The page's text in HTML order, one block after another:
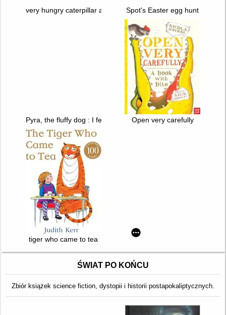
very hungry caterpillar at the bakeshopSpot's Easter egg hunt
Pyra, the fluffy dog : I feel it in my bonesOpen very carefully
tiger who came to tea
ŚWIAT PO KOŃCU
Zbiór książek science fiction, dystopii i historii postapokaliptycznych.